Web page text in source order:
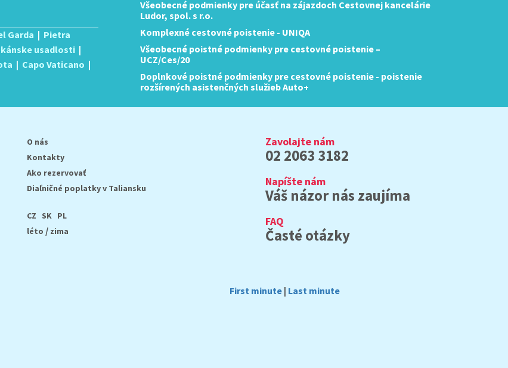
Garda | Pietra
usadlosti |
| Capo Vaticano |
Všeobecné podmienky pre účasť na zájazdoch Cestovnej kancelárie
Ludor, spol. s r.o.
Komplexné cestovné poistenie - UNIQA
Všeobecné poistné podmienky pre cestovné poistenie –
UCZ/Ces/20
Doplnkové poistné podmienky pre cestovné poistenie - poistenie
rozšírených asistenčných služieb Auto+
O nás
Kontakty
Ako rezervovať
Diaľničné poplatky v Taliansku
CZ SK PL
léto / zima
Zavolajte nám
02 2063 3182
Napíšte nám
Váš názor nás zaujíma
FAQ
Časté otázky
First minute | Last minute